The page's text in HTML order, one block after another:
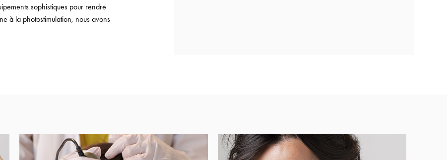
sophistiques pour rendre
à la photostimulation, nous avons